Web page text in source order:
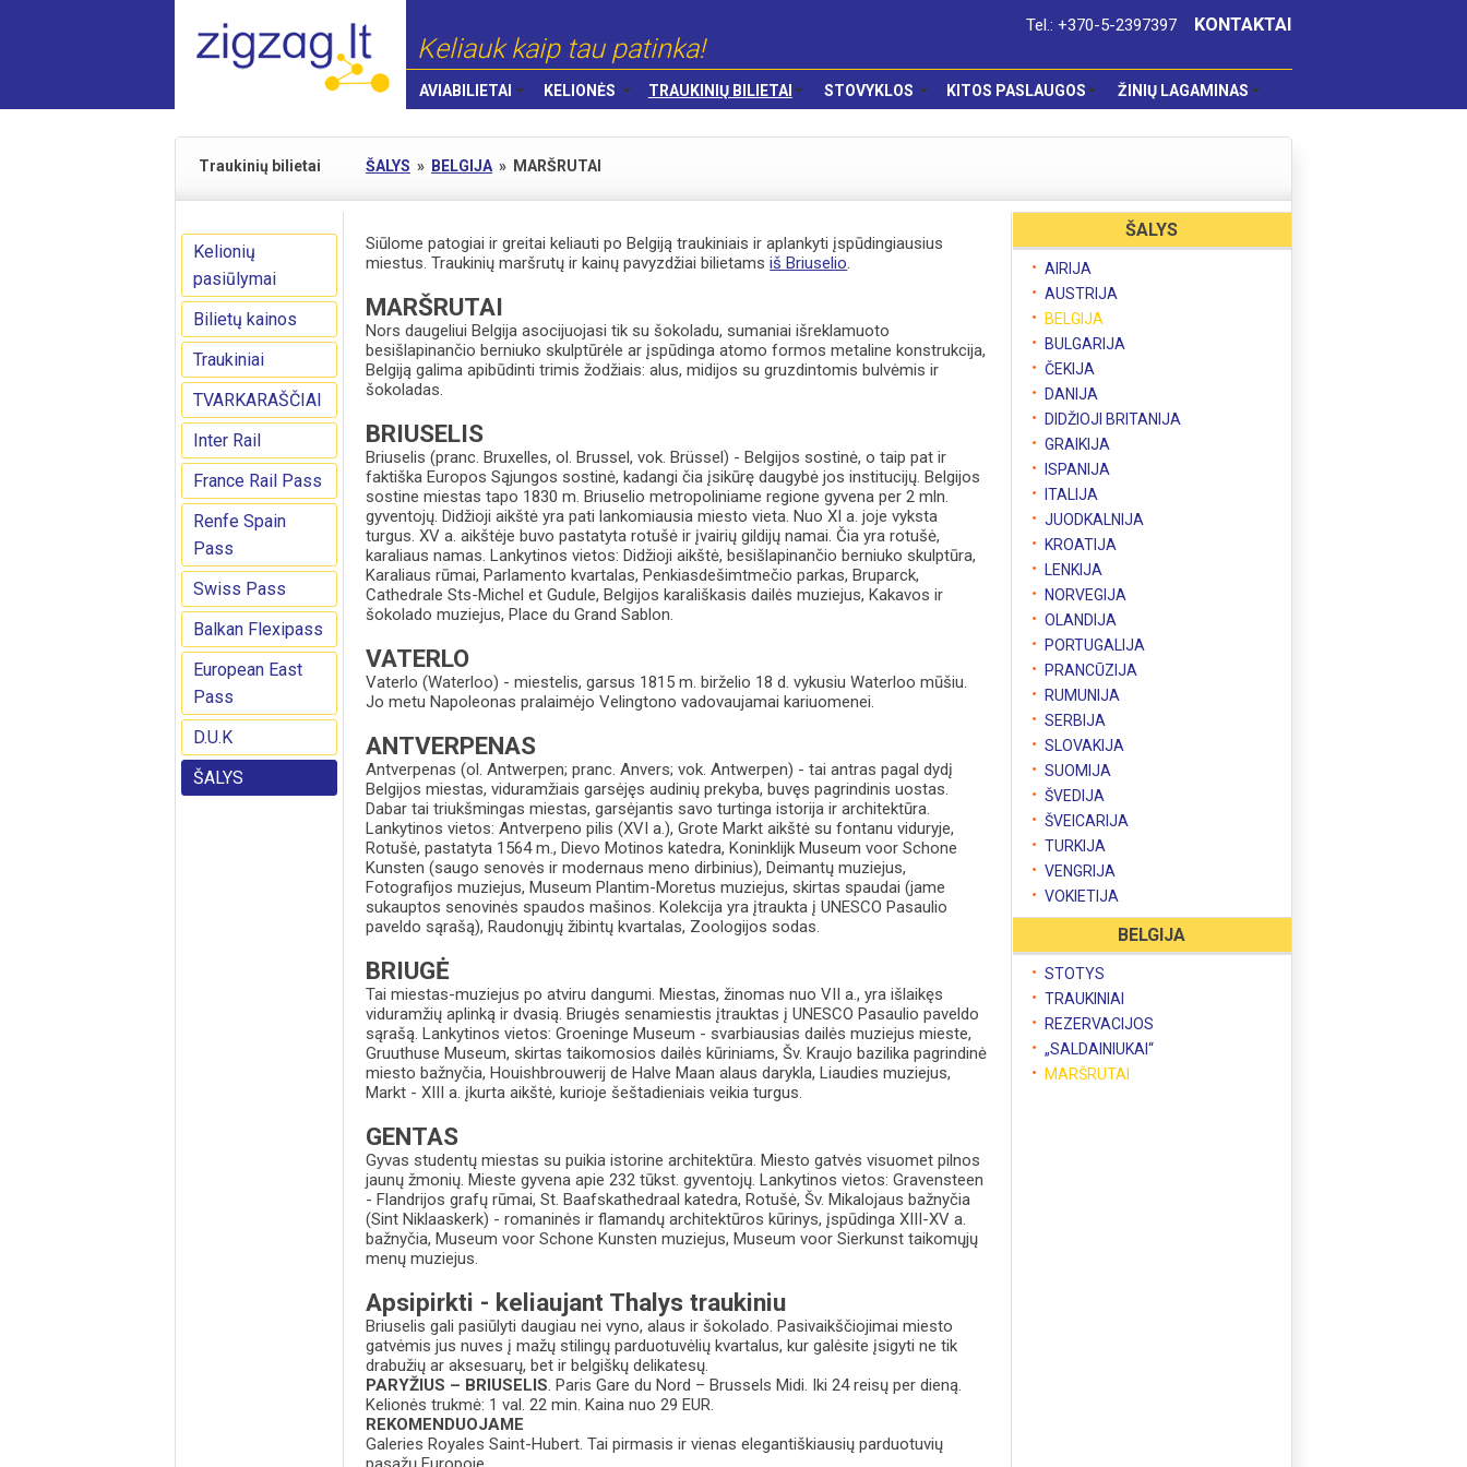
Tel.: +370-5-2397397 KONTAKTAI
Keliauk kaip tau patinka!
AVIABILIETAI KELIONĖS TRAUKINIŲ BILIETAI STOVYKLOS KITOS PASLAUGOS ŽINIŲ LAGAMINAS
Traukinių bilietai ŠALYS » BELGIJA » MARŠRUTAI
Kelionių
pasiūlymai
Bilietų kainos
Traukiniai
TVARKARAŠČIAI
Inter Rail
France Rail Pass
Renfe Spain
Pass
Swiss Pass
Balkan Flexipass
European East
Pass
D.U.K
ŠALYS
Siūlome patogiai ir greitai keliauti po Belgiją traukiniais ir aplankyti įspūdingiausius
miestus. Traukinių maršrutų ir kainų pavyzdžiai bilietamsiš Briuselio.
MARŠRUTAI
Nors daugeliui Belgija asocijuojasi tik su šokoladu, sumaniai išreklamuoto
besišlapinančio berniuko skulptūrėle ar įspūdinga atomo formos metaline konstrukcija,
Belgiją galima apibūdinti trimis žodžiais: alus, midijos su gruzdintomis bulvėmis ir
šokoladas.
BRIUSELIS
Briuselis (pranc. Bruxelles, ol. Brussel, vok. Brüssel) - Belgijos sostinė, o taip pat ir
faktiška Europos Sąjungos sostinė, kadangi čia įsikūrę daugybė jos institucijų. Belgijos
sostine miestas tapo 1830 m. Briuselio metropoliniame regione gyvena per 2 mln.
gyventojų. Didžioji aikštė yra pati lankomiausia miesto vieta. Nuo XI a. joje vyksta
turgus. XV a. aikštėje buvo pastatyta rotušė ir įvairių gildijų namai. Čia yra rotušė,
karaliaus namas. Lankytinos vietos: Didžioji aikštė, besišlapinančio berniuko skulptūra,
Karaliaus rūmai, Parlamento kvartalas, Penkiasdešimtmečio parkas, Bruparck,
Cathedrale Sts-Michel et Gudule, Belgijos karališkasis dailės muziejus, Kakavos ir
šokolado muziejus, Place du Grand Sablon.
VATERLO
Vaterlo (Waterloo) - miestelis, garsus 1815 m. birželio 18 d. vykusiu Waterloo mūšiu.
Jo metu Napoleonas pralaimėjo Velingtono vadovaujamai kariuomenei.
ANTVERPENAS
Antverpenas (ol. Antwerpen; pranc. Anvers; vok. Antwerpen) - tai antras pagal dydį
Belgijos miestas, viduramžiais garsėjęs audinių prekyba, buvęs pagrindinis uostas.
Dabar tai triukšmingas miestas, garsėjantis savo turtinga istorija ir architektūra.
Lankytinos vietos: Antverpeno pilis (XVI a.), Grote Markt aikštė su fontanu viduryje,
Rotušė, pastatyta 1564 m., Dievo Motinos katedra, Koninklijk Museum voor Schone
Kunsten (saugo senovės ir modernaus meno dirbinius), Deimantų muziejus,
Fotografijos muziejus, Museum Plantim-Moretus muziejus, skirtas spaudai (jame
sukauptos senovinės spaudos mašinos. Kolekcija yra įtraukta į UNESCO Pasaulio
paveldo sąrašą), Raudonųjų žibintų kvartalas, Zoologijos sodas.
BRIUGĖ
Tai miestas-muziejus po atviru dangumi. Miestas, žinomas nuo VII a., yra išlaikęs
viduramžių aplinką ir dvasią. Briugės senamiestis įtrauktas į UNESCO Pasaulio paveldo
sąrašą. Lankytinos vietos: Groeninge Museum - svarbiausias dailės muziejus mieste,
Gruuthuse Museum, skirtas taikomosios dailės kūriniams, Šv. Kraujo bazilika pagrindinė
miesto bažnyčia, Houishbrouwerij de Halve Maan alaus darykla, Liaudies muziejus,
Markt - XIII a. įkurta aikštė, kurioje šeštadieniais veikia turgus.
GENTAS
Gyvas studentų miestas su puikia istorine architektūra. Miesto gatvės visuomet pilnos
jaunų žmonių. Mieste gyvena apie 232 tūkst. gyventojų. Lankytinos vietos: Gravensteen
- Flandrijos grafų rūmai, St. Baafskathedraal katedra, Rotušė, Šv. Mikalojaus bažnyčia
(Sint Niklaaskerk) - romaninės ir flamandų architektūros kūrinys, įspūdinga XIII-XV a.
bažnyčia, Museum voor Schone Kunsten muziejus, Museum voor Sierkunst taikomųjų
menų muziejus.
Apsipirkti - keliaujant Thalys traukiniu
Briuselis gali pasiūlyti daugiau nei vyno, alaus ir šokolado. Pasivaikščiojimai miesto
gatvėmis jus nuves į mažų stilingų parduotuvėlių kvartalus, kur galėsite įsigyti ne tik
drabužių ar aksesuarų, bet ir belgiškų delikatesų.
PARYŽIUS – BRIUSELIS. Paris Gare du Nord – Brussels Midi. Iki 24 reisų per dieną.
Kelionės trukmė: 1 val. 22 min. Kaina nuo 29 EUR.
REKOMENDUOJAME
Galeries Royales Saint-Hubert. Tai pirmasis ir vienas elegantiškiausių parduotuvių
ŠALYS
AIRIJA
AUSTRIJA
BELGIJA
BULGARIJA
ČEKIJA
DANIJA
DIDŽIOJI BRITANIJA
GRAIKIJA
ISPANIJA
ITALIJA
JUODKALNIJA
KROATIJA
LENKIJA
NORVEGIJA
OLANDIJA
PORTUGALIJA
PRANCŪZIJA
RUMUNIJA
SERBIJA
SLOVAKIJA
SUOMIJA
ŠVEDIJA
ŠVEICARIJA
TURKIJA
VENGRIJA
VOKIETIJA
BELGIJA
STOTYS
TRAUKINIAI
REZERVACIJOS
„SALDAINIUKAI“
MARŠRUTAI